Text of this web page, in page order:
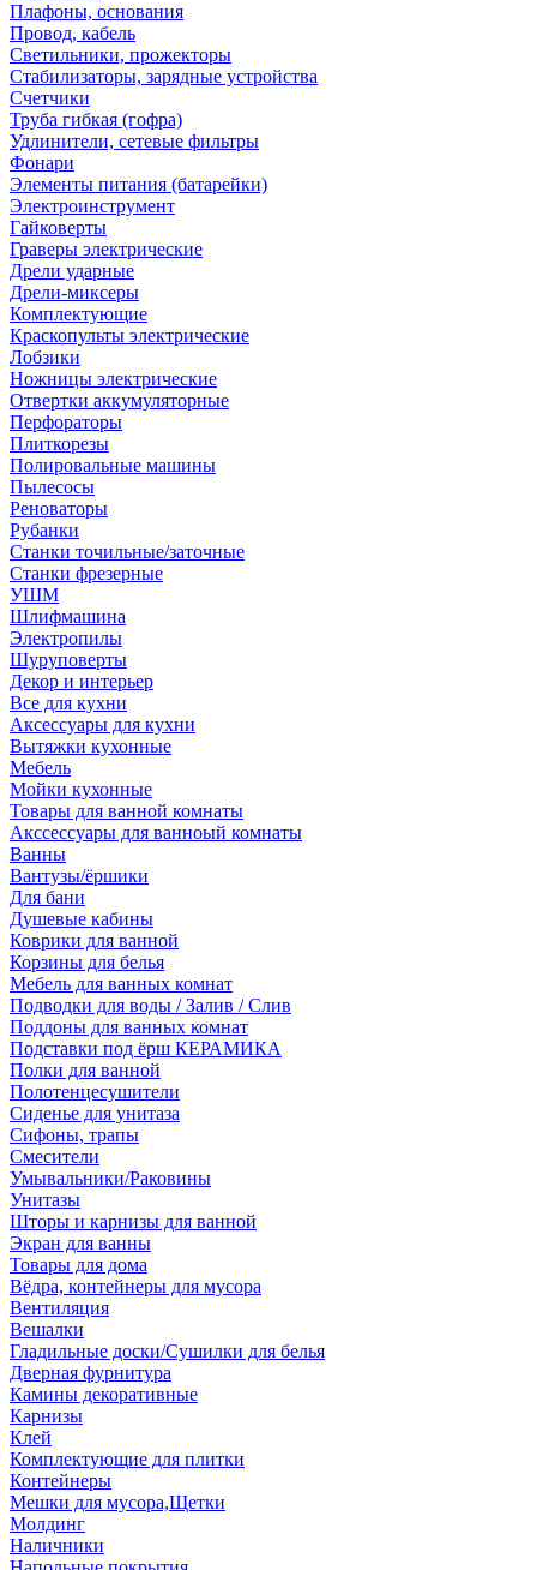
Плафоны, основания
Провод, кабель
Светильники, прожекторы
Стабилизаторы, зарядные устройства
Счетчики
Труба гибкая (гофра)
Удлинители, сетевые фильтры
Фонари
Элементы питания (батарейки)
Электроинструмент
Гайковерты
Граверы электрические
Дрели ударные
Дрели-миксеры
Комплектующие
Краскопульты электрические
Лобзики
Ножницы электрические
Отвертки аккумуляторные
Перфораторы
Плиткорезы
Полировальные машины
Пылесосы
Реноваторы
Рубанки
Станки точильные/заточные
Станки фрезерные
УШМ
Шлифмашина
Электропилы
Шуруповерты
Декор и интерьер
Все для кухни
Аксессуары для кухни
Вытяжки кухонные
Мебель
Мойки кухонные
Товары для ванной комнаты
Акссессуары для ванноый комнаты
Ванны
Вантузы/ёршики
Для бани
Душевые кабины
Коврики для ванной
Корзины для белья
Мебель для ванных комнат
Подводки для воды / Залив / Слив
Поддоны для ванных комнат
Подставки под ёрш КЕРАМИКА
Полки для ванной
Полотенцесушители
Сиденье для унитаза
Сифоны, трапы
Смесители
Умывальники/Раковины
Унитазы
Шторы и карнизы для ванной
Экран для ванны
Товары для дома
Вёдра, контейнеры для мусора
Вентиляция
Вешалки
Гладильные доски/Сушилки для белья
Дверная фурнитура
Камины декоративные
Карнизы
Клей
Комплектующие для плитки
Контейнеры
Мешки для мусора,Щетки
Молдинг
Наличники